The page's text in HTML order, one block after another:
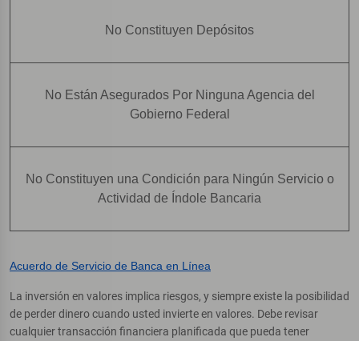
No Constituyen Depósitos
No Están Asegurados Por Ninguna Agencia del
Gobierno Federal
No Constituyen una Condición para Ningún Servicio o
Actividad de Índole Bancaria
Acuerdo de Servicio de Banca en Línea
La inversión en valores implica riesgos, y siempre existe la posibilidad
de perder dinero cuando usted invierte en valores. Debe revisar
cualquier transacción financiera planificada que pueda tener